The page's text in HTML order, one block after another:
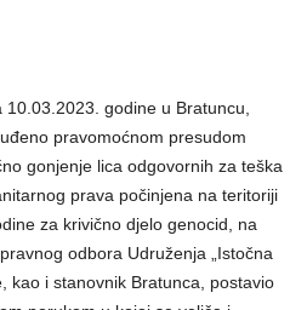
godine u Bratuncu,
pravomoćnom presudom
gonjenje lica odgovornih za teška
prava počinjena na teritoriji
za krivično djelo genocid, na
odbora Udruženja „Istočna
kao i stanovnik Bratunca, postavio